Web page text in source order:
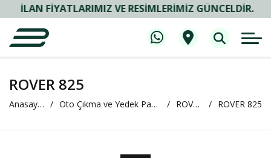
İLAN FIYATLARIMIZ VE RESIMLERIMIZ GÜNCELDIR.
ROVER 825
Anasayfa Oto Çıkma ve Yedek Parça ROVER ROVER 825